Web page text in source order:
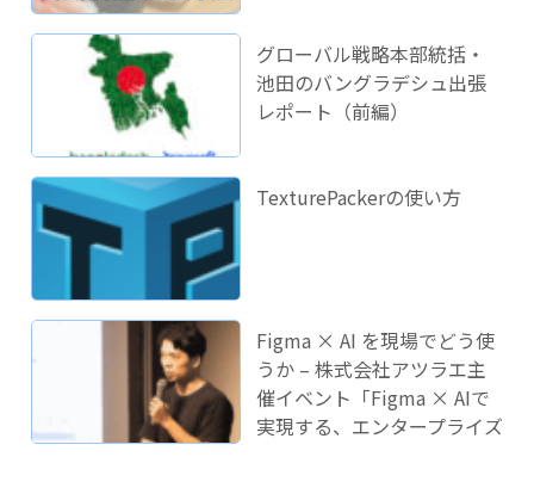
グローバル戦略本部統括・
池田のバングラデシュ出張
レポート（前編）
TexturePackerの使い方
Figma × AI を現場でどう使
うか – 株式会社アツラエ主
催イベント「Figma × AIで
実現する、エンタープライズ